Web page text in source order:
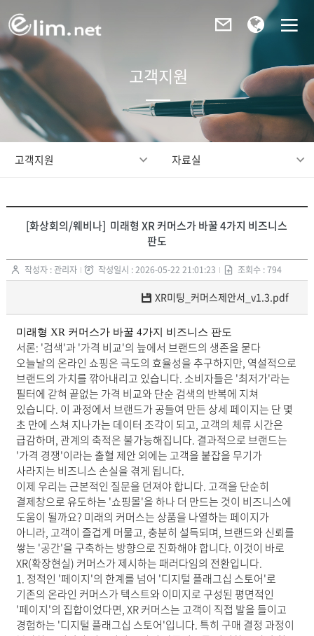
고객지원
고객지원 자료실
[화상회의/웨비나] 미래형 XR 커머스가 바꿀 4가지 비즈니스
판도
작성자 : 관리자 작성일시 : 2026-05-22 21:01:23 조회수 : 794
XR미팅_커머스제안서_v1.3.pdf
미래형 XR 커머스가 바꿀 4가지 비즈니스 판도
서론: '검색'과 '가격 비교'의 늪에서 브랜드의 생존을 묻다
오늘날의 온라인 쇼핑은 극도의 효율성을 추구하지만, 역설적으로
브랜드의 가치를 깎아내리고 있습니다. 소비자들은 '최저가'라는
필터에 갇혀 끝없는 가격 비교와 단순 검색의 반복에 지쳐
있습니다. 이 과정에서 브랜드가 공들여 만든 상세 페이지는 단 몇
초 만에 스쳐 지나가는 데이터 조각이 되고, 고객의 체류 시간은
급감하며, 관계의 축적은 불가능해집니다. 결과적으로 브랜드는
'가격 경쟁'이라는 출혈 제안 외에는 고객을 붙잡을 무기가
사라지는 비즈니스 손실을 겪게 됩니다.
이제 우리는 근본적인 질문을 던져야 합니다. 고객을 단순히
결제창으로 유도하는 '쇼핑몰'을 하나 더 만드는 것이 비즈니스에
도움이 될까요? 미래의 커머스는 상품을 나열하는 페이지가
아니라, 고객이 즐겁게 머물고, 충분히 설득되며, 브랜드와 신뢰를
쌓는 '공간'을 구축하는 방향으로 진화해야 합니다. 이것이 바로
XR(확장현실) 커머스가 제시하는 패러다임의 전환입니다.
1. 정적인 '페이지'의 한계를 넘어 '디지털 플래그십 스토어'로
기존의 온라인 커머스가 텍스트와 이미지로 구성된 평면적인
'페이지'의 집합이었다면, XR 커머스는 고객이 직접 발을 들이고
경험하는 '디지털 플래그십 스토어'입니다. 특히 구매 결정 과정이